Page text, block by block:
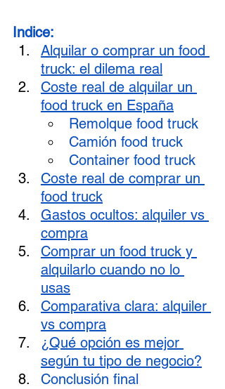
Indice:
Alquilar o comprar un food
truck: el dilema real
Coste real de alquilar un
food truck en España
Remolque food truck
Camión food truck
Container food truck
Coste real de comprar un
food truck
Gastos ocultos: alquiler vs
compra
Comprar un food truck y
alquilarlo cuando no lo
usas
Comparativa clara: alquiler
vs compra
¿Qué opción es mejor
según tu tipo de negocio?
Conclusión final